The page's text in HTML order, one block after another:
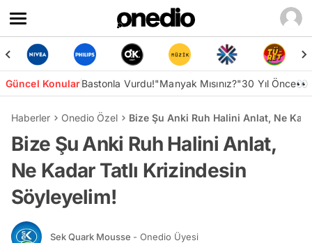
Güncel KonularBastonla Vurdu!"Manyak Mısınız?"30 Yıl Önce👀
Haberler Onedio Özel Bize Şu Anki Ruh Halini Anlat, Ne
Bize Şu Anki Ruh Halini Anlat,
Ne Kadar Tatlı Krizindesin
Söyleyelim!
Sek Quark Mousse - Onedio Üyesi